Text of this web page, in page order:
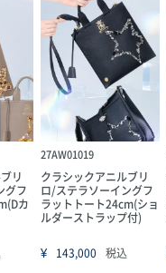
リ
グフ
カ
27AW01019
クラシックアニルブリ
ロ/ステラソーイングフ
ラットトート24cm(ショ
ルダーストラップ付)
¥ 143,000 税込